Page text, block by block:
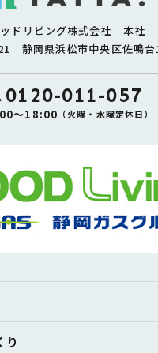
ドリビング株式会社 本社
静岡県浜松市中央区佐鳴
0120-011-057
～18:00 （火曜・水曜定休日）
り